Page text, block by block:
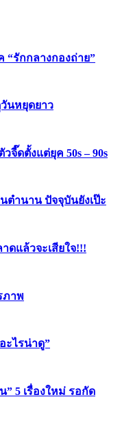
“รักกลางกองถ่าย”
วันหยุดยาว
จี๊ดตั้งแต่ยุค 50s – 90s
ตำนาน ปัจจุบันยังเป๊ะ
ดแล้วจะเสียใจ!!!
ภาพ
ะไรน่าดู”
” 5 เรื่องใหม่ รอกัด